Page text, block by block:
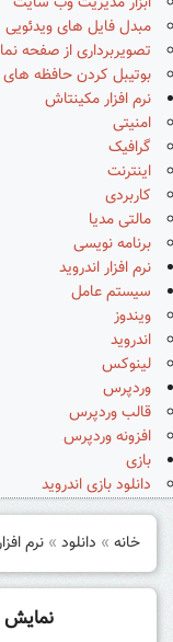
مبدل فایل های ویدئویی
تصویربرداری از صفحه
بوتیبل کردن حافظه های
نرم افزار مکینتاش
امنیتی
گرافیک
اینترنت
کاربردی
مالتی مدیا
برنامه نویسی
نرم افزار اندروید
سیستم عامل
ویندوز
اندروید
لینوکس
وردپرس
قالب وردپرس
افزونه وردپرس
بازی
دانلود بازی اندروید
خانه » دانلود » نرم